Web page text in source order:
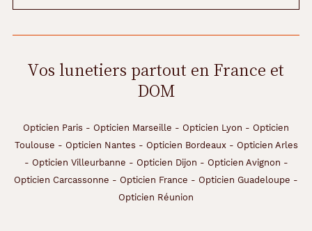
Vos lunetiers partout en France et
DOM
Opticien Paris - Opticien Marseille - Opticien Lyon - Opticien
Toulouse - Opticien Nantes - Opticien Bordeaux- Opticien Arles
- Opticien Villeurbanne - Opticien Dijon - Opticien Avignon -
Opticien Carcassonne - Opticien France - Opticien Guadeloupe -
Opticien Réunion